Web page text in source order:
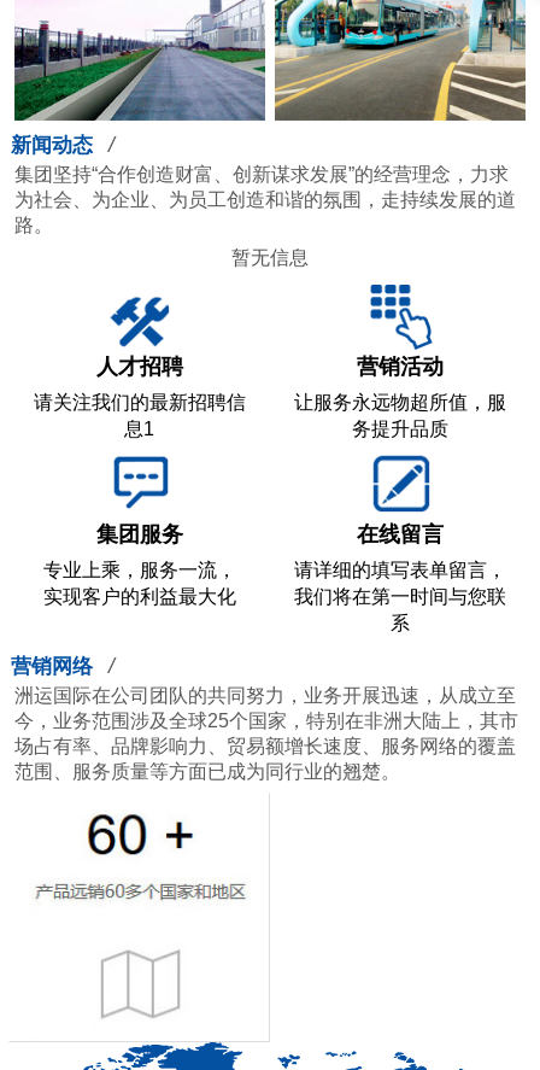
新闻动态 /
集团坚持“合作创造财富、创新谋求发展”的经营理念，力求
为社会、为企业、为员工创造和谐的氛围，走持续发展的道
路。
暂无信息
人才招聘
请关注我们的最新招聘信
息1
营销活动
让服务永远物超所值，服
务提升品质
集团服务
专业上乘，服务一流，
实现客户的利益最大化
在线留言
请详细的填写表单留言，
我们将在第一时间与您联
系
营销网络 /
洲运国际在公司团队的共同努力，业务开展迅速，从成立至
今，业务范围涉及全球25个国家，特别在非洲大陆上，其市
场占有率、品牌影响力、贸易额增长速度、服务网络的覆盖
范围、服务质量等方面已成为同行业的翘楚。